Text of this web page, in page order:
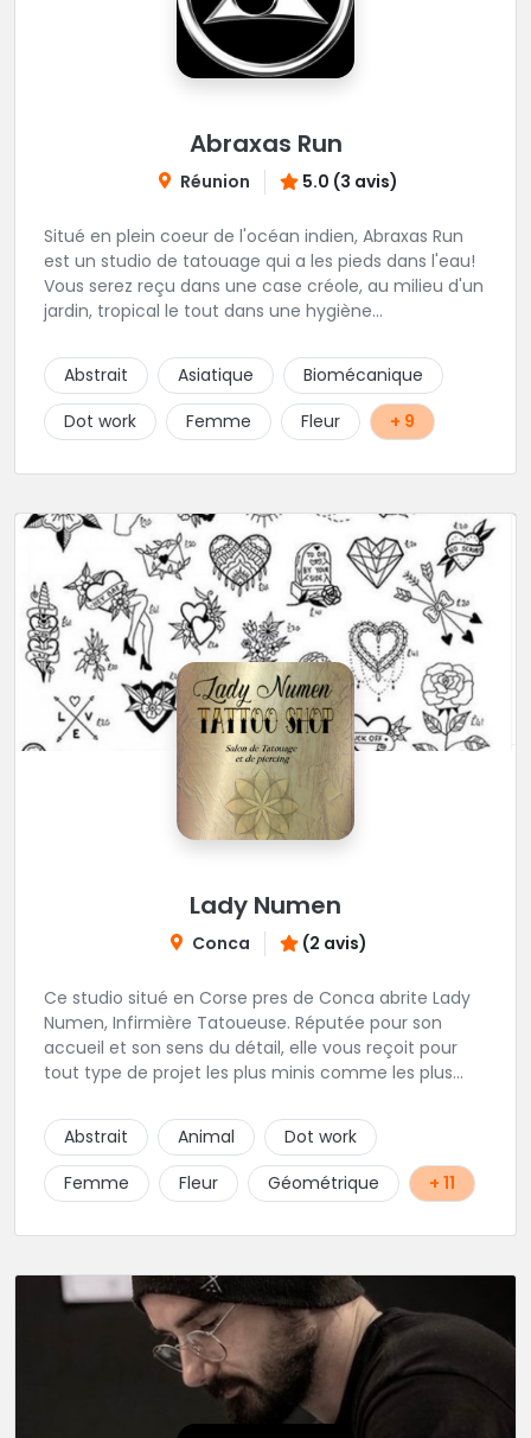
Abraxas Run
Réunion 5.0 (3 avis)
Situé en plein coeur de l'océan indien, Abraxas Run
est un studio de tatouage qui a les pieds dans l'eau!
Vous serez reçu dans une case créole, au milieu d'un
jardin, tropical le tout dans une hygiène
choix de bijoux et uniquement dans des matières
biocompatibles! Vous le trouverez à Saint-Gilles les
Bains...les doigts de pieds en éventail...
Abstrait Asiatique
Biomécanique
Dot work
Femme Fleur + 9
Lady Numen
Conca (2 avis)
Ce studio situé en Corse pres de Conca abrite Lady
Numen, Infirmière Tatoueuse. Réputée pour son
accueil et son sens du détail, elle vous reçoit pour
tout type de projet les plus minis comme les plus
Abstrait
Animal
Dot work
Femme
Fleur Géométrique + 11